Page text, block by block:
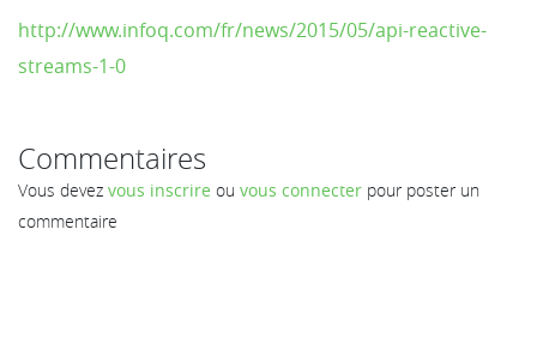
http://www.infoq.com/fr/news/2015/05/api-reactive-
streams-1-0
Commentaires
Vous devez vous inscrire ou vous connecter pour poster un
commentaire